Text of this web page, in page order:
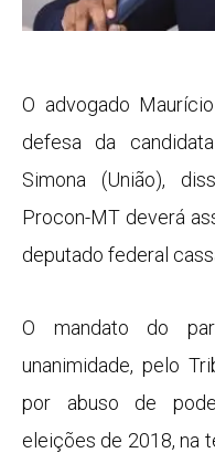
O advogado
defesa da
Simona (União),
Procon-MT deverá
deputado federal
O mandato do
unanimidade, pelo
por abuso de
eleições de 2018, na